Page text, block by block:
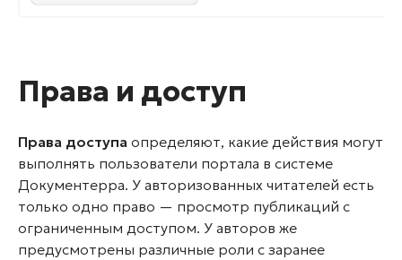
Права и доступ
Права доступа определяют, какие действия могут
выполнять пользователи портала в системе
Документерра. У авторизованных читателей есть
только одно право — просмотр публикаций с
ограниченным доступом. У авторов же
предусмотрены различные роли с заранее